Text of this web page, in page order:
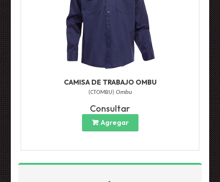
CAMISA DE TRABAJO OMBU
(CTOMBU) Ombu
Consultar
Agregar